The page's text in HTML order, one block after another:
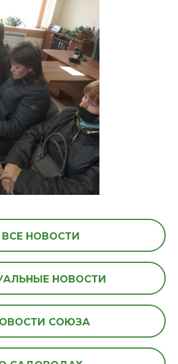
ВСЕ НОВОСТИ
НОВОСТИ
СОЮЗА